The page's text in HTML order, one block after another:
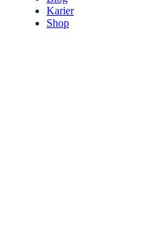
Karier
Shop